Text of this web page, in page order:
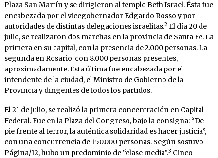
Plaza San Martín y se dirigieron al templo Beth Israel. Ésta fue
encabezada por el vicegobernador Edgardo Rosso y por
autoridades de distintas delegaciones israelitas.2El día 20 de
julio, se realizaron dos marchas en la provincia de Santa Fe. La
primera en su capital, con la presencia de 2.000 personas. La
segunda en Rosario, con 8.000 personas presentes,
aproximadamente. Ésta última fue encabezada por el
intendente de la ciudad, el Ministro de Gobierno de la
Provincia y dirigentes de todos los partidos.
El 21 de julio, se realizó la primera concentración en Capital
Federal. Fue en la Plaza del Congreso, bajo la consigna: “De
pie frente al terror, la auténtica solidaridad es hacer justicia”,
con una concurrencia de 150.000 personas. Según sostuvo
Página/12, hubo un predominio de “clase media”.3 Cinco